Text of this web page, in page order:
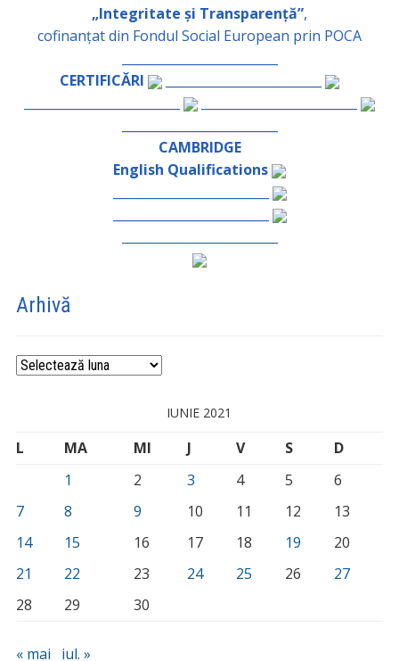
„Integritate și Transparență”,
cofinanțat din Fondul Social European prin POCA
CERTIFICĂRI
CAMBRIDGE
English Qualifications
Arhivă
Arhivă
IUNIE 2021
L MA MI J V S
D
1
2 3 4 5
6
7
8 9 10 11 12
13
14
15 16 17 18 19
20
21
22 23 24 25 26
27
28
29 30
« mai iul. »